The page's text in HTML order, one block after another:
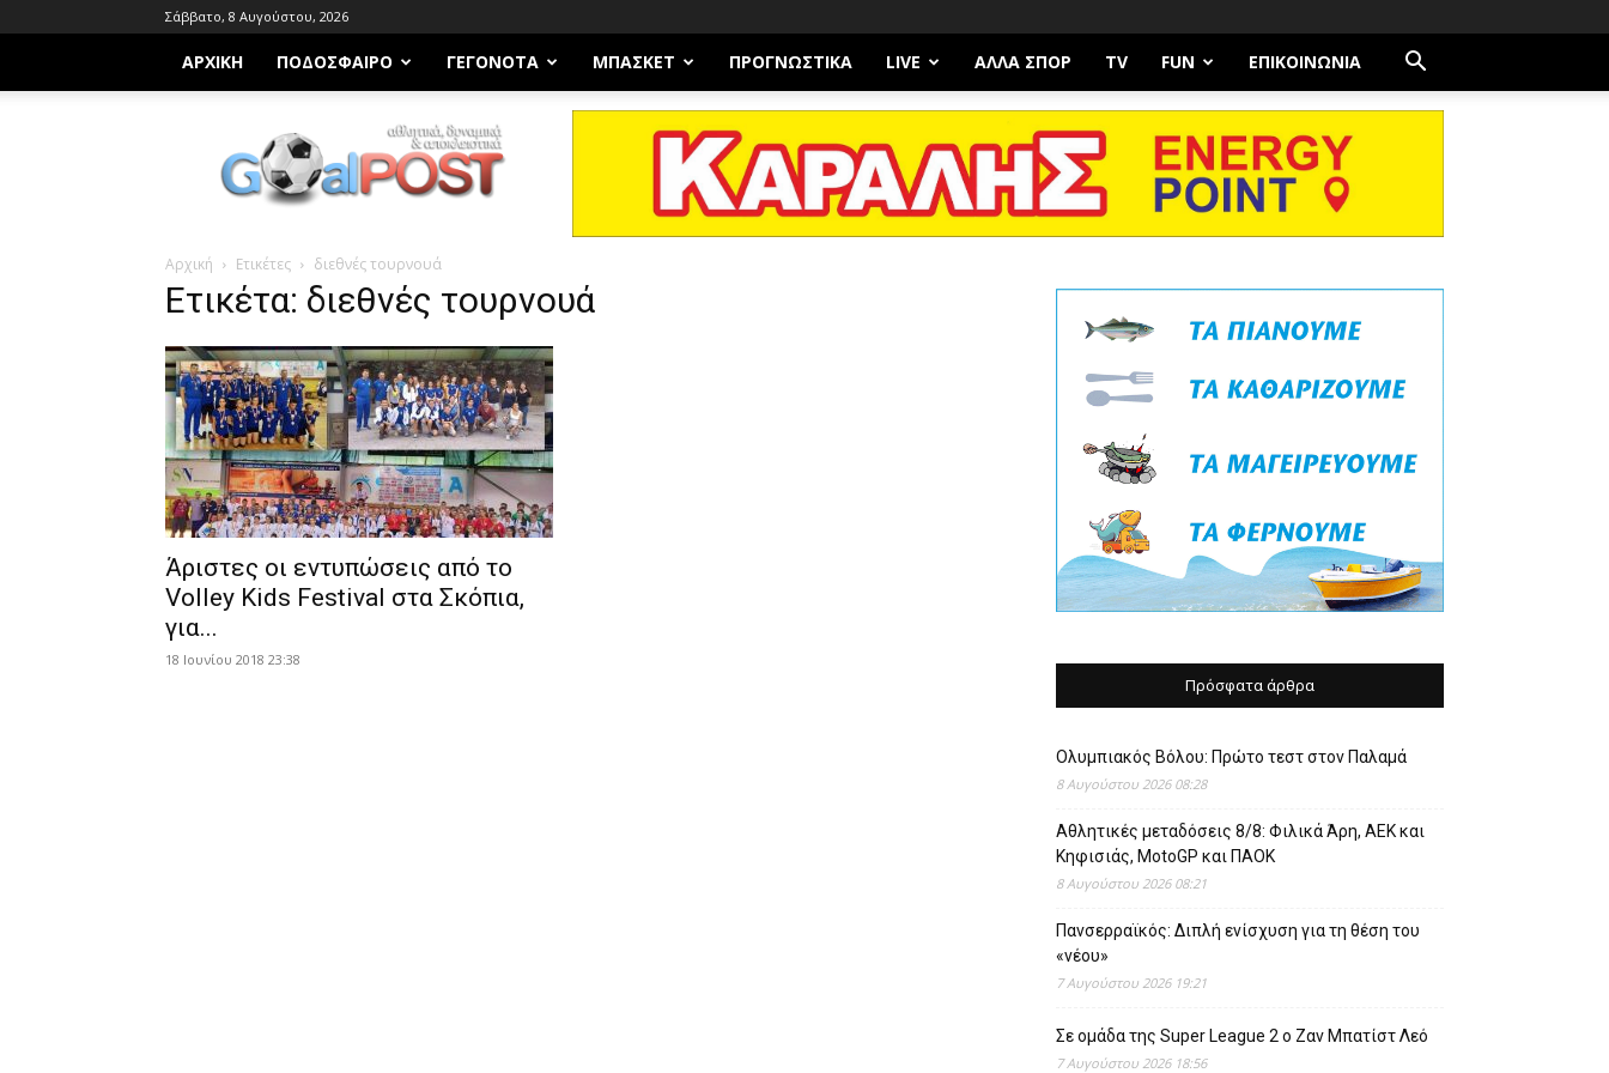
Σάββατο, 8 Αυγούστου, 2026
ΑΡΧΙΚΗ ΠΟΔΌΣΦΑΙΡΟ ΓΕΓΟΝΌΤΑ ΜΠΆΣΚΕΤ ΠΡΟΓΝΩΣΤΙΚΑ LIVE ΆΛΛΑ ΣΠΟΡ TV FUN ΕΠΙΚΟΙΝΩΝΊΑ
Goalpost.gr
Αρχική Ετικέτες διεθνές τουρνουά
Ετικέτα: διεθνές τουρνουά
Άριστες οι εντυπώσεις από το
Volley Kids Festival στα Σκόπια,
για...
18 Ιουνίου 2018 23:38
Πρόσφατα άρθρα
Ολυμπιακός Βόλου: Πρώτο τεστ στον Παλαμά
8 Αυγούστου 2026 08:28
Αθλητικές μεταδόσεις 8/8: Φιλικά Άρη, ΑΕΚ και
Κηφισιάς, MotoGP και ΠΑΟΚ
8 Αυγούστου 2026 08:21
Πανσερραϊκός: Διπλή ενίσχυση για τη θέση του
«νέου»
7 Αυγούστου 2026 19:21
Σε ομάδα της Super League 2 o Ζαν Μπατίστ Λεό
7 Αυγούστου 2026 18:56